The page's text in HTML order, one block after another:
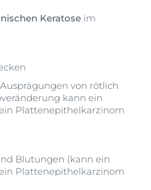
Keratose im
von rötlich
kann ein
Plattenepithelkarzinom
Blutungen (kann ein
Plattenepithelkarzinom